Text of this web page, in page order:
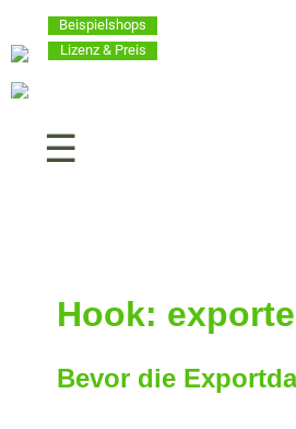
Beispielshops
Lizenz & Preis
Hook:
Bevor die